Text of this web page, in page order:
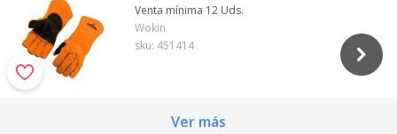
Venta mínima 12 Uds.
Wokin
sku: 451414
Ver más